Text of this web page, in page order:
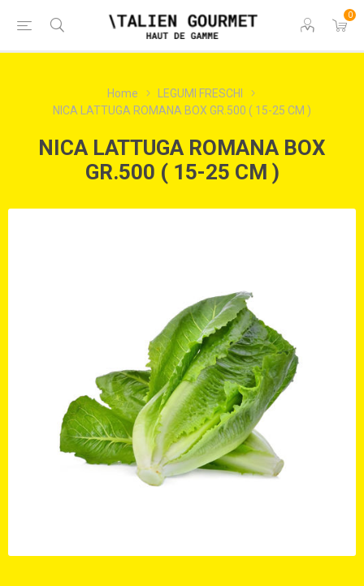
0
Home
LEGUMI FRESCHI
NICA LATTUGA ROMANA BOX GR.500 ( 15-25 CM )
NICA LATTUGA ROMANA BOX
GR.500 ( 15-25 CM )